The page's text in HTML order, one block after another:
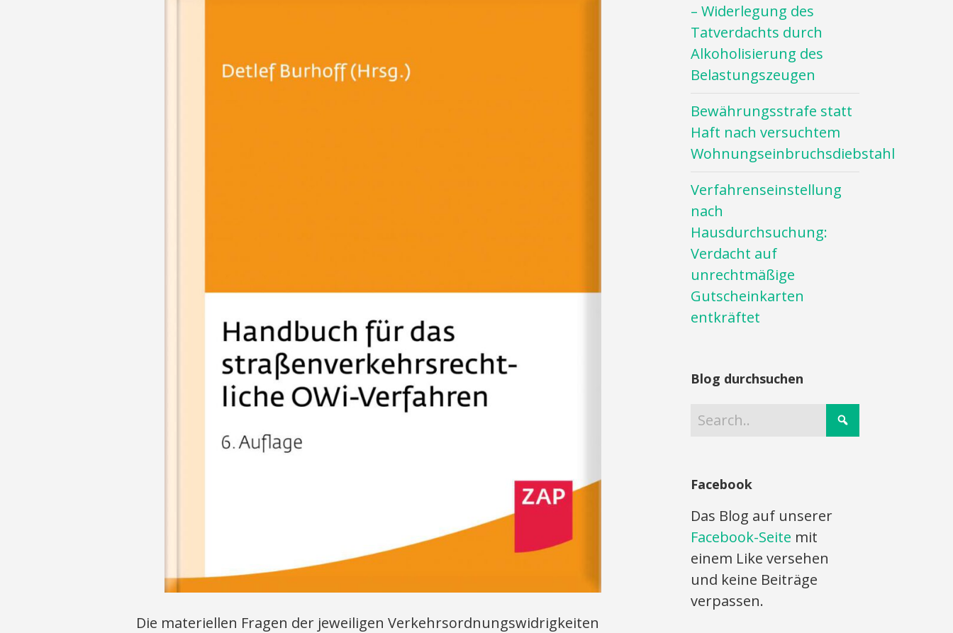
Die materiellen Fragen der jeweiligen Verkehrsordnungswidrigkeiten
– Widerlegung des
Tatverdachts durch
Alkoholisierung des
Belastungszeugen
Bewährungsstrafe statt
Haft nach versuchtem
Wohnungseinbruchsdiebstahl
Verfahrenseinstellung
nach
Hausdurchsuchung:
Verdacht auf
unrechtmäßige
Gutscheinkarten
entkräftet
Blog durchsuchen
Facebook
Das Blog auf unserer
Facebook-Seite mit
einem Like versehen
und keine Beiträge
verpassen.